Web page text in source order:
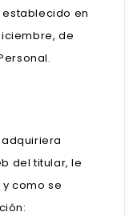
en
de
.
adquiriera
del titular, le
como se